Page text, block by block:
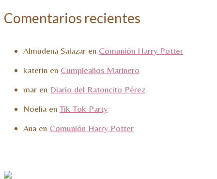
Comentarios recientes
Almudena Salazar en Comunión Harry Potter
katerin en Cumpleaños Marinero
mar en Diario del Ratoncito Pérez
Noelia en Tik Tok Party
Ana en Comunión Harry Potter